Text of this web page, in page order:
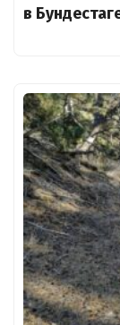
в